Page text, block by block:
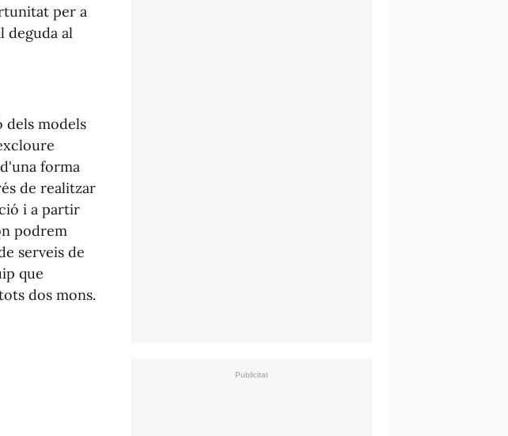
per a
deguda al
dels models
forma
de realitzar
i a partir
podrem
serveis de
que
dos mons.